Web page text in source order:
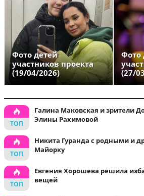
Фото детей
участников проекта
(19/04/2026)
Фото
(27/
Галина Маковская и зрители
Элины Рахимовой
Никита Гуранда с родными и
Майорку
Евгения Хорошева решила
вещей